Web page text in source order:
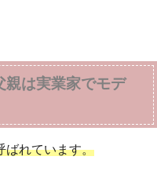
は実業家でモデ
ばれています。